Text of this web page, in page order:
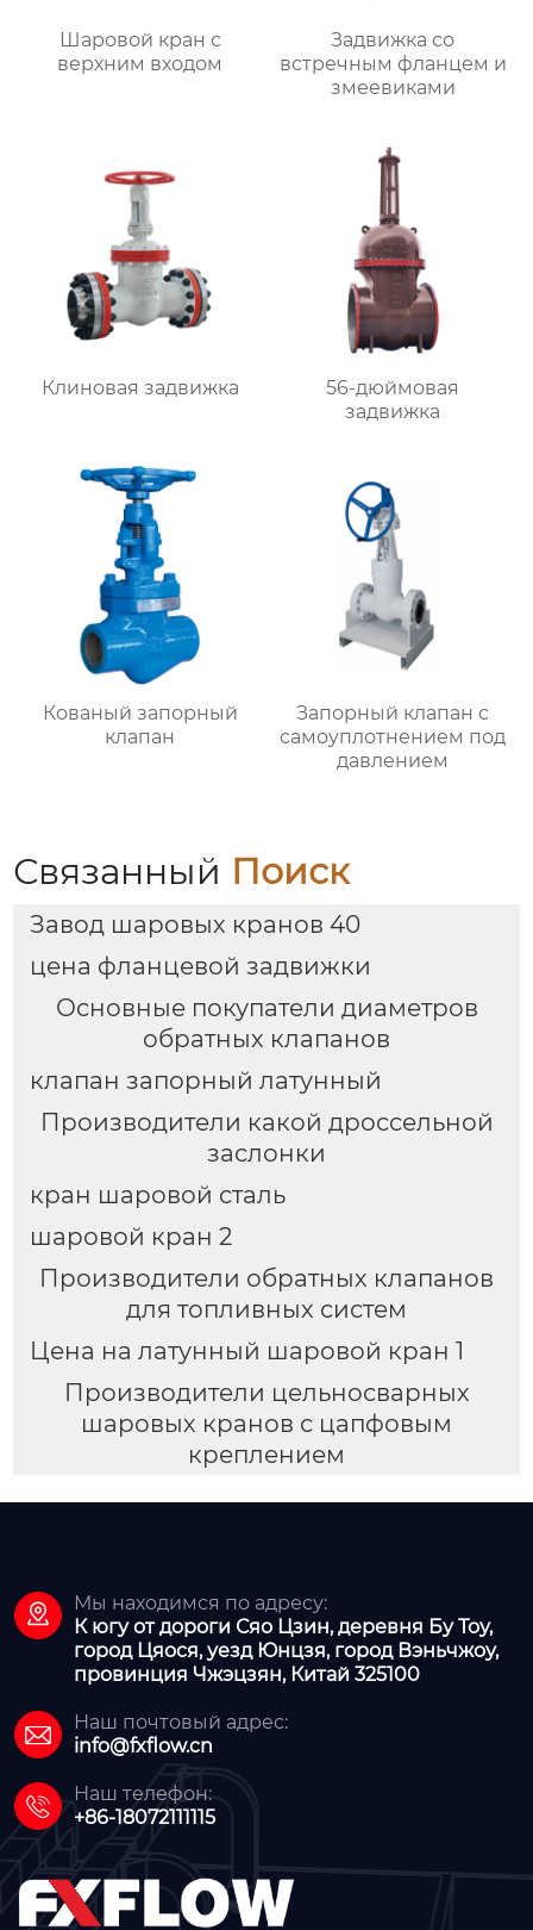
Шаровой кран с
верхним входом
Задвижка со
встречным фланцем и
змеевиками
Клиновая задвижка
56-дюймовая
задвижка
Кованый запорный
клапан
Запорный клапан с
самоуплотнением под
давлением
Связанный Поиск
Завод шаровых кранов 40
цена фланцевой задвижки
Основные покупатели диаметров
обратных клапанов
клапан запорный латунный
Производители какой дроссельной
заслонки
кран шаровой сталь
шаровой кран 2
Производители обратных клапанов
для топливных систем
Цена на латунный шаровой кран 1
Производители цельносварных
шаровых кранов с цапфовым
креплением

Мы находимся по адресу:
К югу от дороги Сяо Цзин, деревня Бу Тоу,
город Цяося, уезд Юнцзя, город Вэньчжоу,
провинция Чжэцзян, Китай 325100

Наш почтовый адрес:
info@fxflow.cn

Наш телефон:
+86-18072111115